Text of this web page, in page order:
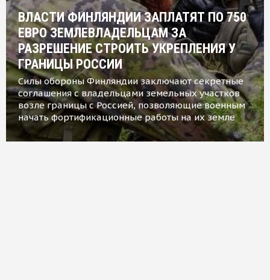
ВЛАСТИ ФИНЛЯНДИИ ЗАПЛАТЯТ ПО 750
ЕВРО ЗЕМЛЕВЛАДЕЛЬЦАМ ЗА
РАЗРЕШЕНИЕ СТРОИТЬ УКРЕПЛЕНИЯ У
ГРАНИЦЫ РОССИИ
Силы обороны Финляндии заключают секретные
соглашения с владельцами земельных участков
возле границы с Россией, позволяющие военным
начать фортификационные работы на их земле